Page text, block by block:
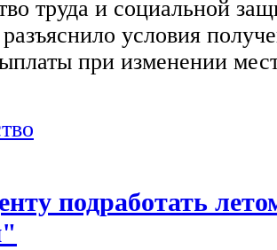
труда и социальной
условия
при изменении
подработать